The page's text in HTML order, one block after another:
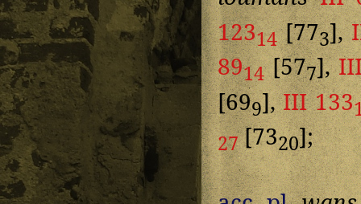
12314[773],
8914[577],
[699],III 133
27[7320];